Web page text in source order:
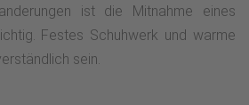
Sauerland-Höhenflug. Beide
wieder hinauf zur Nordhelle.Der
und unberührte Natur bei der
Holzstegs durch das
ist die Mitnahme eines
Festes Schuhwerk und warme
sein.